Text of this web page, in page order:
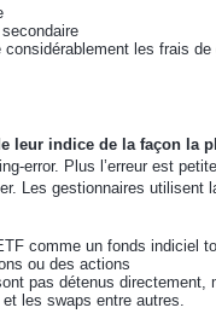
les frais
leur indice de la façon la
error. Plus l’erreur est
Les gestionnaires utilisent
comme un fonds indiciel
ou des actions
pas détenus directement,
les swaps entre autres.